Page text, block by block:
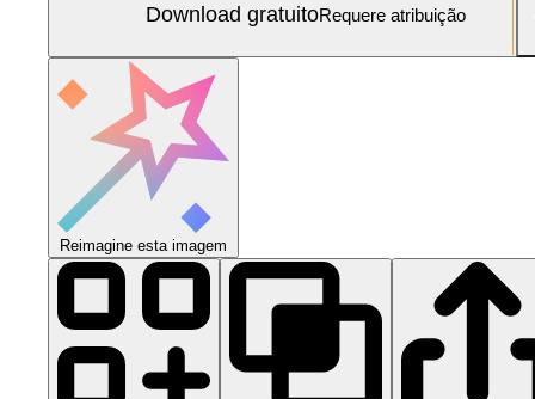
Download gratuitoRequere atribuição
Reimagine esta imagem